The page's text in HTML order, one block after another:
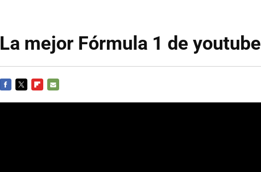
La mejor Fórmula 1 de youtube